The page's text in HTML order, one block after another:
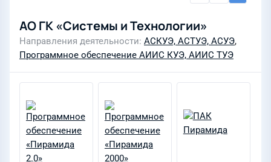
АО ГК «Системы и Технологии»
Направления деятельности АСКУЭ, АСТУЭ, АСУЭ,
Программное обеспечение АИИС КУЭ, АИИС ТУЭ